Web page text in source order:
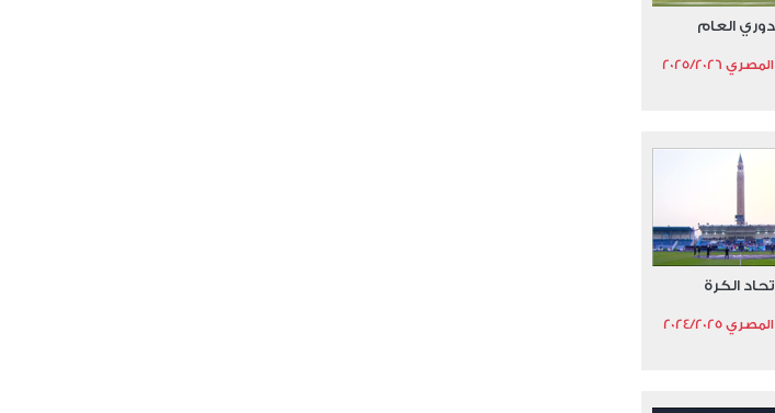
العام
2025/2026
الكرة
2024/2025